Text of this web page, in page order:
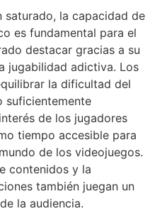
saturado, la capacidad de
es fundamental para el
destacar gracias a su
jugabilidad adictiva. Los
la dificultad del
suficientemente
de los jugadores
tiempo accesible para
de los videojuegos.
contenidos y la
también juegan un
la audiencia.